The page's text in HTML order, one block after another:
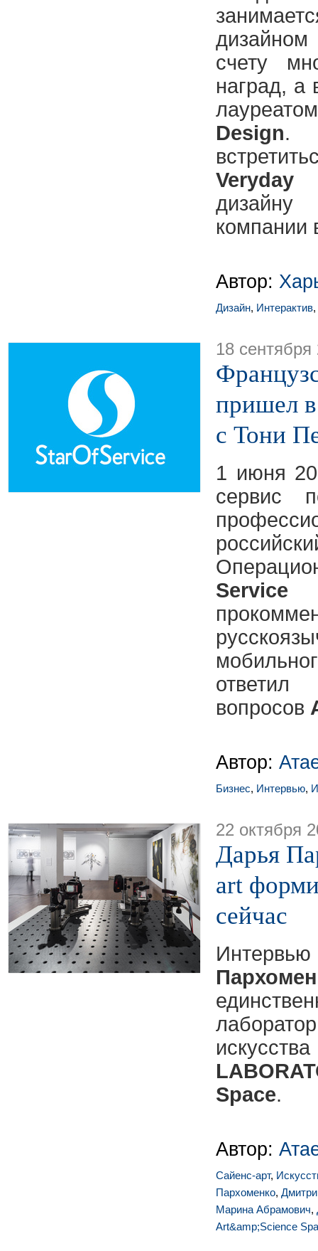
счету
наград, а
Design.
Veryday
компании
Автор:
Дизайн, Интерактив,
18 сентября
пришел
с Тони
1 июня
сервис
вопросов
Автор:
Бизнес, Интервью,
22 октября
Дарья
art
сейчас
Space.
Автор:
Сайенс-арт,
Пархоменко,
Марина Абрамович,
Art&amp;Science